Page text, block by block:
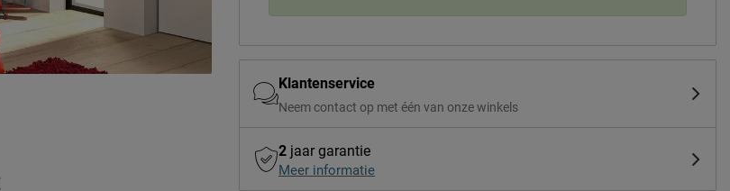
Klantenservice
Neem contact op met één van onze winkels
2 jaar garantie
Meer informatie